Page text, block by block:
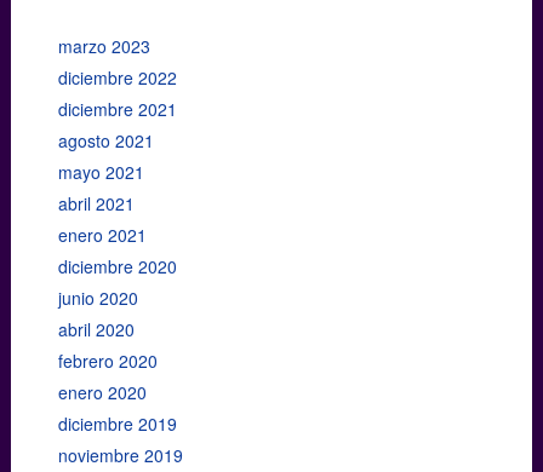
marzo 2023
diciembre 2022
diciembre 2021
agosto 2021
mayo 2021
abril 2021
enero 2021
diciembre 2020
junio 2020
abril 2020
febrero 2020
enero 2020
diciembre 2019
noviembre 2019